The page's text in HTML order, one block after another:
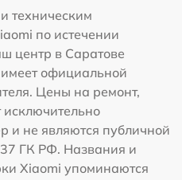
техническим
по истечении
центр в Саратове
официальной
Цены на ремонт,
исключительно
и не являются публичной
ГК РФ. Названия и
Xiaomi упоминаются